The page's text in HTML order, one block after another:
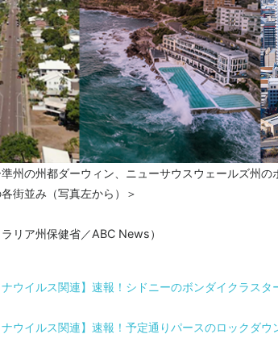
州の州都ダーウィン、ニューサウスウェールズ州
街並み（写真左から）＞
リア州保健省／ABC News）
ウイルス関連】速報！シドニーのボンダイクラスタ
ウイルス関連】速報！予定通りパースのロックダ